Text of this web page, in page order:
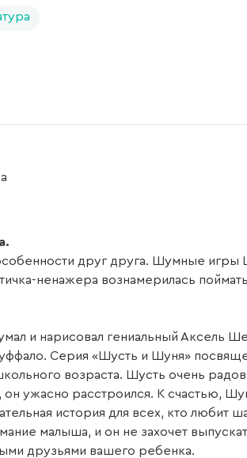
друг друга. Шумные игры
ненажера вознамерилась поймать
и нарисовал гениальный Аксель
Серия «Шусть и Шуня»
возраста. Шусть очень
он ужасно расстроился. К счастью,
история для всех, кто любит
малыша, и он не захочет
друзьями вашего ребенка.